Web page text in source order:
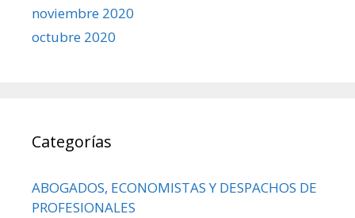
noviembre 2020
octubre 2020
Categorías
ABOGADOS, ECONOMISTAS Y DESPACHOS DE
PROFESIONALES